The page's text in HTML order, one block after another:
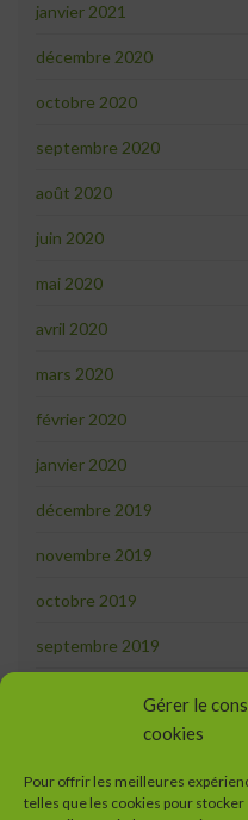
Gérer le
cookies
Pour offrir les meilleures
telles que les cookies pour
janvier 2021
décembre 2020
octobre 2020
septembre 2020
août 2020
juin 2020
mai 2020
avril 2020
mars 2020
février 2020
janvier 2020
décembre 2019
novembre 2019
octobre 2019
septembre 2019
juin 2019